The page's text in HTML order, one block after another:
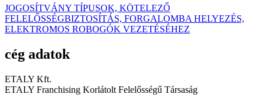
JOGOSÍTVÁNY TÍPUSOK, KÖTELEZŐ
FELELŐSSÉGBIZTOSÍTÁS, FORGALOMBA HELYEZÉS,
ELEKTROMOS ROBOGÓK VEZETÉSÉHEZ
cég adatok
ETALY Kft.
ETALY Franchising Korlátolt Felelősségű Társaság